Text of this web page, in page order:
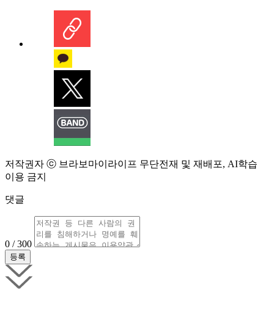
저작권자 ⓒ 브라보마이라이프 무단전재 및 재배포, AI학습
이용 금지
댓글
0 / 300